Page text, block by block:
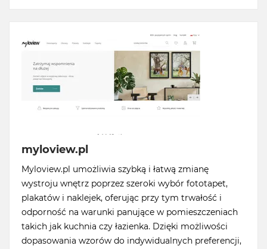
myloview.pl
Myloview.pl umożliwia szybką i łatwą zmianę
wystroju wnętrz poprzez szeroki wybór fototapet,
plakatów i naklejek, oferując przy tym trwałość i
odporność na warunki panujące w pomieszczeniach
takich jak kuchnia czy łazienka. Dzięki możliwości
dopasowania wzorów do indywidualnych preferencji,